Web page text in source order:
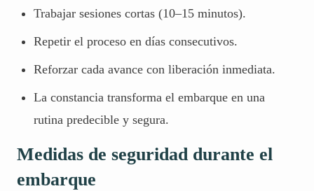
Trabajar sesiones cortas (10–15 minutos).
Repetir el proceso en días consecutivos.
Reforzar cada avance con liberación inmediata.
La constancia transforma el embarque en una
rutina predecible y segura.
Medidas de seguridad durante el
embarque